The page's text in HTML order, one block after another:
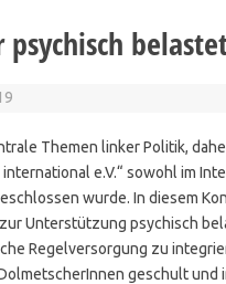
Themen linker Politik,
e.V.“ sowohl im
wurde. In diesem
Unterstützung psychisch
Regelversorgung zu
geschult und